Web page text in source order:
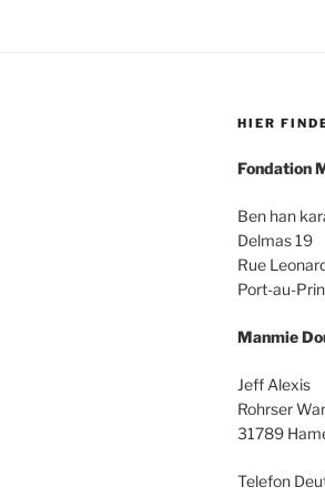
HIER
Fondation
Ben han
Delmas 19
Rue
Port-au-
Manmie
Jeff Alexis
Rohrser
31789
Telefon